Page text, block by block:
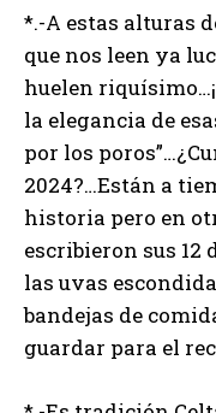
*.-A estas alturas
que nos leen ya
huelen
la elegancia de
por los
2024?…Están a
historia pero en
escribieron sus 12
las uvas
bandejas de
guardar para el